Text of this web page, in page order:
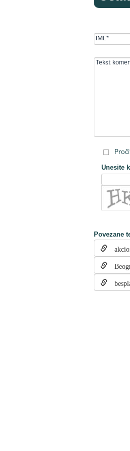
Unesite
Povezane